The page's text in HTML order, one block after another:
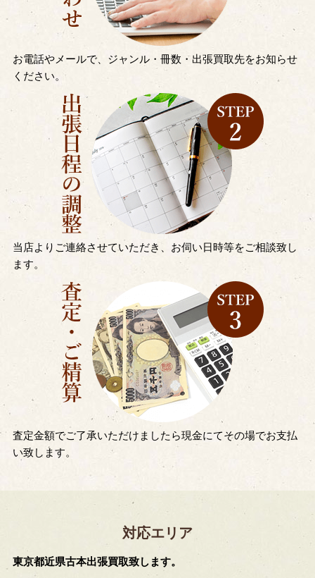
お電話やメールで、ジャンル・冊数・出張買取先をお知らせ
ください。
当店よりご連絡させていただき、お伺い日時等をご相談致し
ます。
査定金額でご了承いただけましたら現金にてその場でお支払
い致します。
対応エリア
東京都近県古本出張買取致します。